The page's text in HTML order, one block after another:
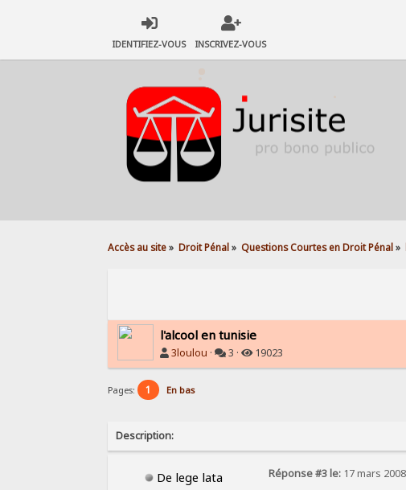
IDENTIFIEZ-VOUS INSCRIVEZ-VOUS
Accès au site» Droit Pénal» Questions Courtes en Droit Pénal»
l'alcool en tunisie
3loulou · 3 · 19023
Pages: 1 En bas
Description:
De lege lata Réponse #3 le: 17 mars